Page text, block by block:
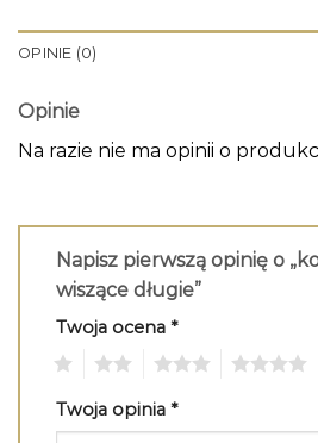
OPINIE (0)
Opinie
Na razie nie ma opinii o
Napisz pierwszą opinię o
wiszące długie”
Twoja ocena *
Twoja opinia *